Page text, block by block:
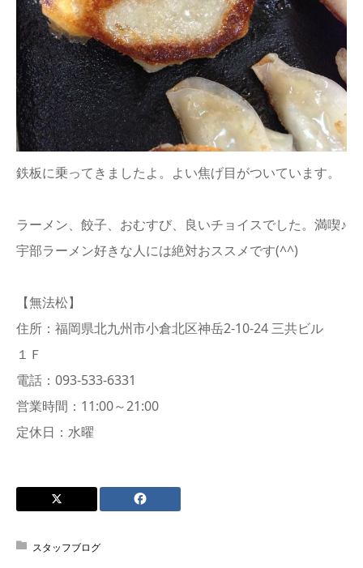
鉄板に乗ってきましたよ。よい焦げ目がついています。
ラーメン、餃子、おむすび、良いチョイスでした。満喫♪
宇部ラーメン好きな人には絶対おススメです(^^)
【無法松】
住所：福岡県北九州市小倉北区神岳2-10-24 三共ビル
１Ｆ
電話：093-533-6331
営業時間：11:00～21:00
定休日：水曜
スタッフブログ